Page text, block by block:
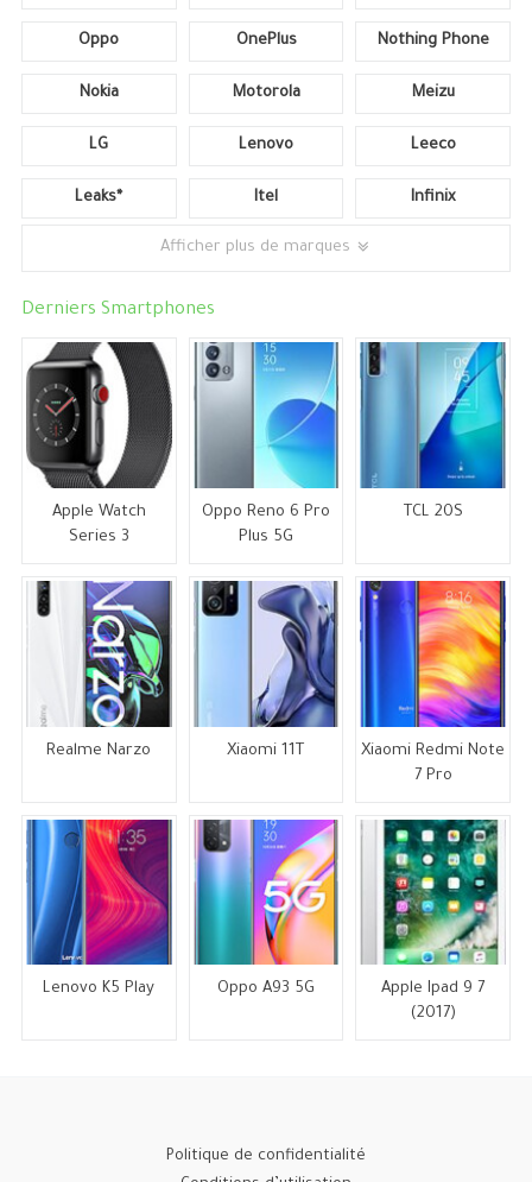
Oppo OnePlus Nothing Phone
Nokia Motorola Meizu
LG Lenovo Leeco
Leaks* Itel Infinix
Afficher plus de marques
Derniers Smartphones
Apple Watch
Series 3
Oppo Reno 6 Pro
Plus 5G
TCL 20S
Realme Narzo Xiaomi 11T
Xiaomi Redmi Note
7 Pro
Lenovo K5 Play Oppo A93 5G
Apple Ipad 9 7
(2017)
Politique de confidentialité